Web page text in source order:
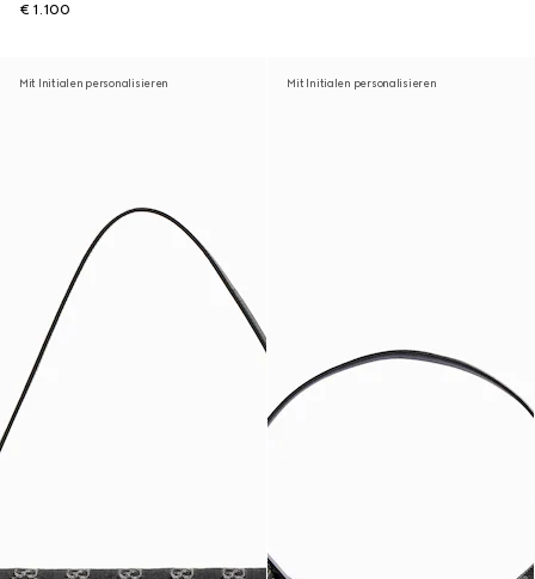
€ 1.100
Mit Initialen personalisieren Mit Initialen personalisieren